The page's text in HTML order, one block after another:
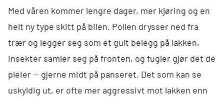
Med våren kommer lengre dager, mer kjøring og en
helt ny type skitt på bilen. Pollen drysser ned fra
trær og legger seg som et gult belegg på lakken,
insekter samler seg på fronten, og fugler gjør det de
pleier — gjerne midt på panseret. Det som kan se
uskyldig ut, er ofte mer aggressivt mot lakken enn